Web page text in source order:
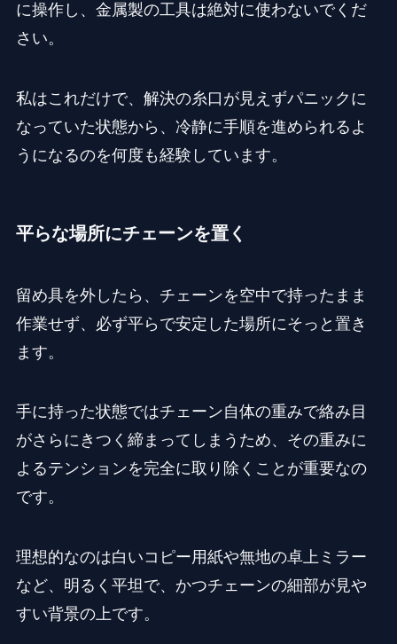
に操作し、金属製の工具は絶対に使わないでくだ
さい。
私はこれだけで、解決の糸口が見えずパニックに
なっていた状態から、冷静に手順を進められるよ
うになるのを何度も経験しています。
平らな場所にチェーンを置く
留め具を外したら、チェーンを空中で持ったまま
作業せず、必ず平らで安定した場所にそっと置き
ます。
手に持った状態ではチェーン自体の重みで絡み目
がさらにきつく締まってしまうため、その重みに
よるテンションを完全に取り除くことが重要なの
です。
理想的なのは白いコピー用紙や無地の卓上ミラー
など、明るく平坦で、かつチェーンの細部が見や
すい背景の上です。